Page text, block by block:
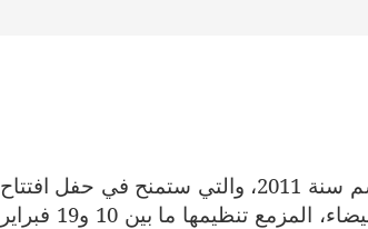
في
حفل افتتاح
الدورة الثامنة عشرة للمعرض الدولي للنشر والكتاب بالدار البيضاء، المزمع تنظيمها ما بين 10 و19 فبراير